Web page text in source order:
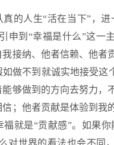
真的人生“活在当下”，
申到“幸福是什么”这一
接纳、他者信赖、他者
做不到就诚实地接受这
够做到的方向去努力，
信；他者贡献是体验到我
福就是“贡献感”。如果
对世界的看法也会不同